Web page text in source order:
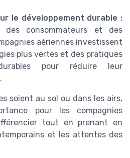
le développement durable :
des consommateurs et des
aériennes investissent
plus vertes et des pratiques
pour réduire leur
soient au sol ou dans les airs,
pour les compagnies
tout en prenant en
et les attentes des